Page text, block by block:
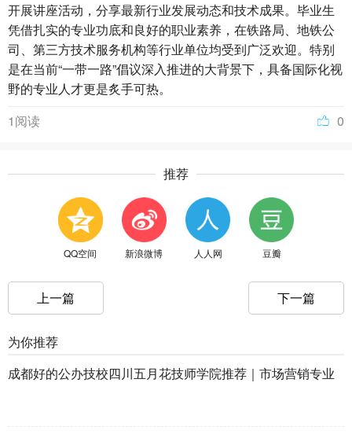
开展讲座活动，分享最新行业发展动态和技术成果。毕业生
凭借扎实的专业功底和良好的职业素养，在铁路局、地铁公
司、第三方技术服务机构等行业单位均受到广泛欢迎。特别
是在当前“一带一路”倡议深入推进的大背景下，具备国际化视
野的专业人才更是炙手可热。
0
1阅读
推荐
QQ空间 新浪微博 人人网 豆瓣
上一篇 下一篇
为你推荐
成都好的公办技校四川五月花技师学院推荐｜市场营销专业